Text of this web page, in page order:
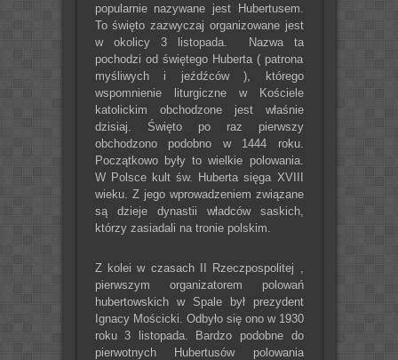
popularnie nazywane jest Hubertusem.
To święto zazwyczaj organizowane jest
w okolicy 3 listopada. Nazwa ta
pochodzi od świętego Huberta ( patrona
myśliwych i jeźdźców ), którego
wspomnienie liturgiczne w Kościele
katolickim obchodzone jest właśnie
dzisiaj. Święto po raz pierwszy
obchodzono podobno w 1444 roku.
Początkowo były to wielkie polowania.
W Polsce kult św. Huberta sięga XVIII
wieku. Z jego wprowadzeniem związane
są dzieje dynastii władców saskich,
którzy zasiadali na tronie polskim.
Z kolei w czasach II Rzeczpospolitej ,
pierwszym organizatorem polowań
hubertowskich w Spale był prezydent
Ignacy Mościcki. Odbyło się ono w 1930
roku 3 listopada. Bardzo podobne do
pierwotnych Hubertusów polowania